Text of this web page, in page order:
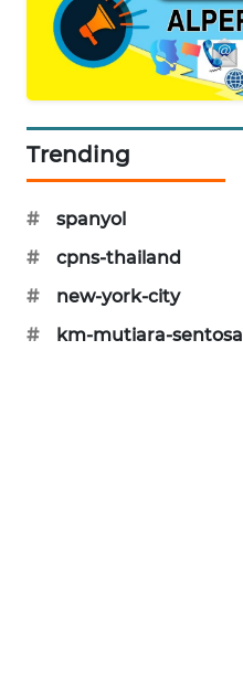
Trending
#
spanyol
#
cpns-thailand
#
new-york-city
#
km-mutiara-sentosa
LPKKI
KOPEKLIN
KONSUMEN
FORWAMKI
ALPERKLINAS